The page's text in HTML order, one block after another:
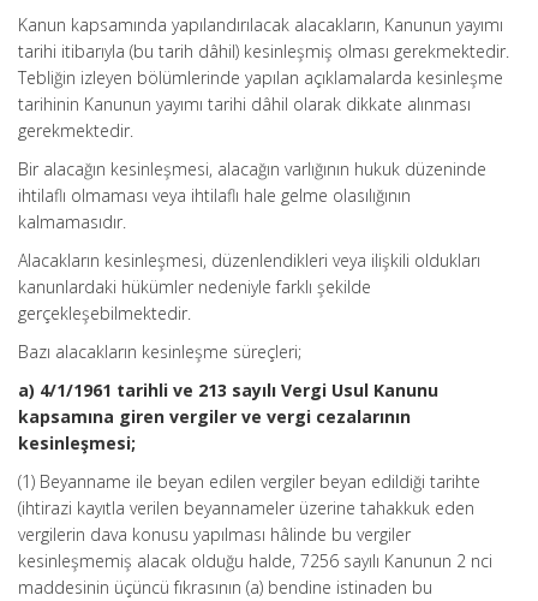
Kanun kapsamında yapılandırılacak alacakların, Kanunun yayımı
tarihi itibarıyla (bu tarih dâhil) kesinleşmiş olması gerekmektedir.
Tebliğin izleyen bölümlerinde yapılan açıklamalarda kesinleşme
tarihinin Kanunun yayımı tarihi dâhil olarak dikkate alınması
gerekmektedir.
Bir alacağın kesinleşmesi, alacağın varlığının hukuk düzeninde
ihtilaflı olmaması veya ihtilaflı hale gelme olasılığının
kalmamasıdır.
Alacakların kesinleşmesi, düzenlendikleri veya ilişkili oldukları
kanunlardaki hükümler nedeniyle farklı şekilde
gerçekleşebilmektedir.
Bazı alacakların kesinleşme süreçleri;
a) 4/1/1961 tarihli ve 213 sayılı Vergi Usul Kanunu
kapsamına giren vergiler ve vergi cezalarının
kesinleşmesi;
(1) Beyanname ile beyan edilen vergiler beyan edildiği tarihte
(ihtirazi kayıtla verilen beyannameler üzerine tahakkuk eden
vergilerin dava konusu yapılması hâlinde bu vergiler
kesinleşmemiş alacak olduğu halde, 7256 sayılı Kanunun 2 nci
maddesinin üçüncü fıkrasının (a) bendine istinaden bu